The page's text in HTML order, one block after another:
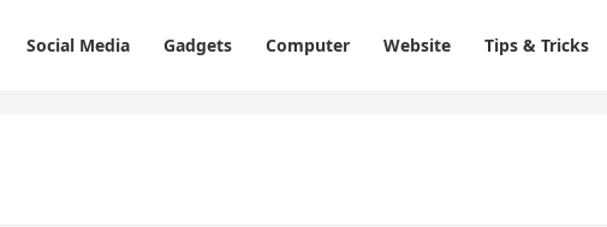
Social Media Gadgets Computer Website Tips & Tricks